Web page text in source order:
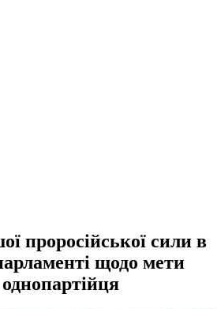
проросійської сили в
щодо мети
однопартійця